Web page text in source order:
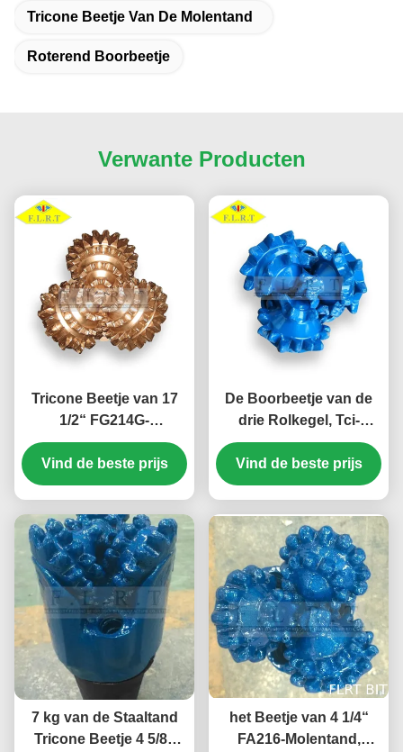
Tricone Beetje Van De Molentand
Roterend Boorbeetje
Verwante Producten
Tricone Beetje van 17
1/2“ FG214G-
Staaltand/Straal
Goedgekeurde
Boorbeetjes ISO 9001
Vind de beste prijs
De Boorbeetje van de
drie Rolkegel, Tci-
Boorbeetje 8 1/2 FA126
voor de Boring van de
Waterput
Vind de beste prijs
7 kg van de Staaltand
Tricone Beetje 4 5/8“
het Beetje van 4 1/4“
FA216-Molentand,